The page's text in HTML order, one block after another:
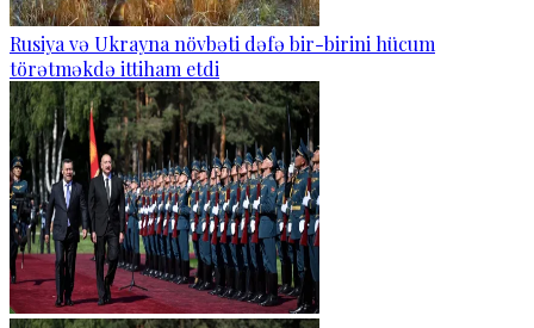
Rusiya və Ukrayna növbəti dəfə bir-birini hücum
törətməkdə ittiham etdi